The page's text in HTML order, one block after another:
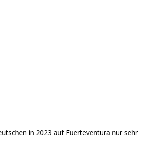
in 2023 auf Fuerteventura nur sehr